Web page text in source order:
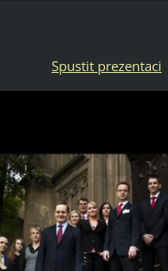
Spustit prezentaci